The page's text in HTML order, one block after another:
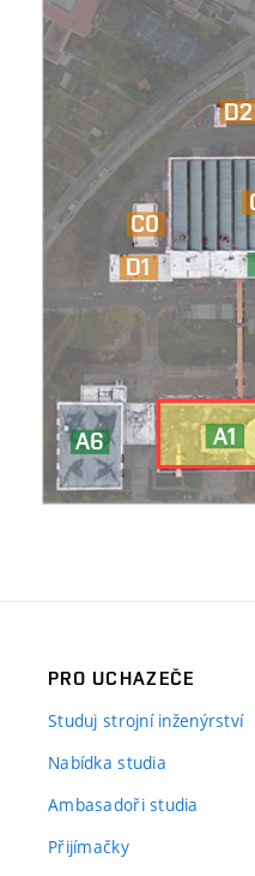
PRO UCHAZEČE
Studuj strojní inženýrství
Nabídka studia
Ambasadoři studia
Přijímačky